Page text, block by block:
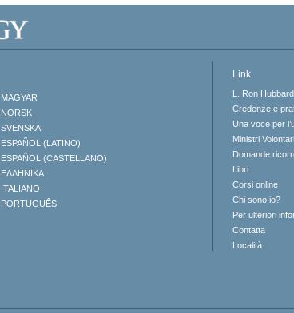
MAGYAR
NORSK
SVENSKA
ESPAÑOL (LATINO)
ESPAÑOL (CASTELLANO)
ΕΛΛΗΝΙΚA
ITALIANO
PORTUGUÊS
Link
L. Ron Hubbard
Credenze e
Una voce per
Ministri Volontari
Domande
Libri
Corsi online
Chi sono io?
Per ulteriori
Contatta
Località